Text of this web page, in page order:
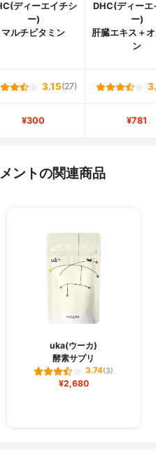
ディーエイチシ
ー)
マルチビタミン
DHC(ディーエ
ー)
肝臓エキス＋
ン
3.15(27)
¥300 ¥781
ントの関連商品
uka(ウーカ)
酵素サプリ
3.74(3)
¥2,680